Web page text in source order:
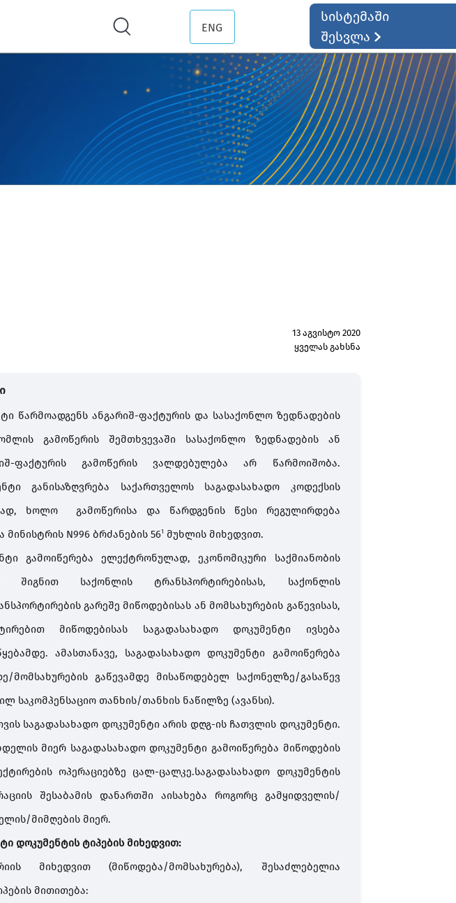
ENG
სისტემაში
შესვლა
13 აგვისტო 2020
ყველას გახსნა
წარმოადგენს ანგარიშ-ფაქტურის და სასაქონლო ზედნადების
გამოწერის შემთხვევაში სასაქონლო ზედნადების ან
ფაქტურის გამოწერის ვალდებულება არ წარმოიშობა.
განისაზღვრება საქართველოს საგადასახადო კოდექსის
ხოლო გამოწერისა და წარდგენის წესი რეგულირდება
N996 ბრძანების 561 მუხლის მიხედვით.
გამოიწერება ელექტრონულად, ეკონომიკური საქმიანობის
შიგნით საქონლის ტრანსპორტირებისას, საქონლის
გარეშე მიწოდებისას ან მომსახურების გაწევისას,
მიწოდებისას საგადასახადო დოკუმენტი ივსება
ამასთანავე, საგადასახადო დოკუმენტი გამოიწერება
მომსახურების გაწევამდე მისაწოდებელ საქონელზე/გასაწევ
საკომპენსაციო თანხის/თანხის ნაწილზე (ავანსი).
საგადასახადო დოკუმენტი არის დღგ-ის ჩათვლის დოკუმენტი.
მიერ საგადასახადო დოკუმენტი გამოიწერება მიწოდების
ოპერაციებზე ცალ-ცალკე.საგადასახადო დოკუმენტის
შესაბამის დანართში აისახება როგორც გამყიდველის/
მიმღების მიერ.
დოკუმენტის ტიპების მიხედვით:
მიხედვით (მიწოდება/მომსახურება), შესაძლებელია
მითითება: